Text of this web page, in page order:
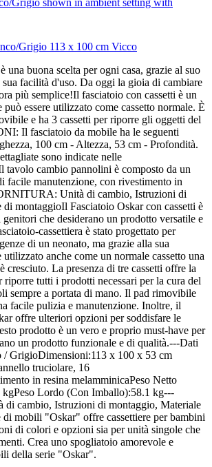
Grigio 113 x 100 cm Vicco
una buona scelta per ogni casa, grazie al suo
facilità d'uso. Da oggi la gioia di cambiare
più semplice!Il fasciatoio con cassetti è un
essere utilizzato come cassetto normale. È
e ha 3 cassetti per riporre gli oggetti del
Il fasciatoio da mobile ha le seguenti
100 cm - Altezza, 53 cm - Profondità.
sono indicate nelle
cambio pannolini è composto da un
facile manutenzione, con rivestimento in
Unità di cambio, Istruzioni di
montaggioIl Fasciatoio Oskar con cassetti è
genitori che desiderano un prodotto versatile e
cassettiera è stato progettato per
di un neonato, ma grazie alla sua
utilizzato anche come un normale cassetto una
cresciuto. La presenza di tre cassetti offre la
riporre tutti i prodotti necessari per la cura del
sempre a portata di mano. Il pad rimovibile
facile pulizia e manutenzione. Inoltre, il
offre ulteriori opzioni per soddisfare le
prodotto è un vero e proprio must-have per
un prodotto funzionale e di qualità.---Dati
GrigioDimensioni:113 x 100 x 53 cm
truciolare, 16
in resina melamminicaPeso Netto
kgPeso Lordo (Con Imballo):58.1 kg---
cambio, Istruzioni di montaggio, Materiale
mobili "Oskar" offre cassettiere per bambini
di colori e opzioni sia per unità singole che
Crea uno spogliatoio amorevole e
della serie "Oskar".